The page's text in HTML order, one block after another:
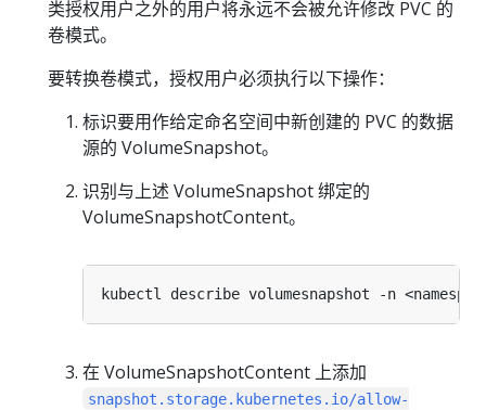
类授权用户之外的用户将永远不会被允许修改 PVC 的
卷模式。
要转换卷模式，授权用户必须执行以下操作：
标识要用作给定命名空间中新创建的 PVC 的数据
源的 VolumeSnapshot。
识别与上述 VolumeSnapshot 绑定的
VolumeSnapshotContent。
在 VolumeSnapshotContent 上添加
snapshot.storage.kubernetes.io/allow-